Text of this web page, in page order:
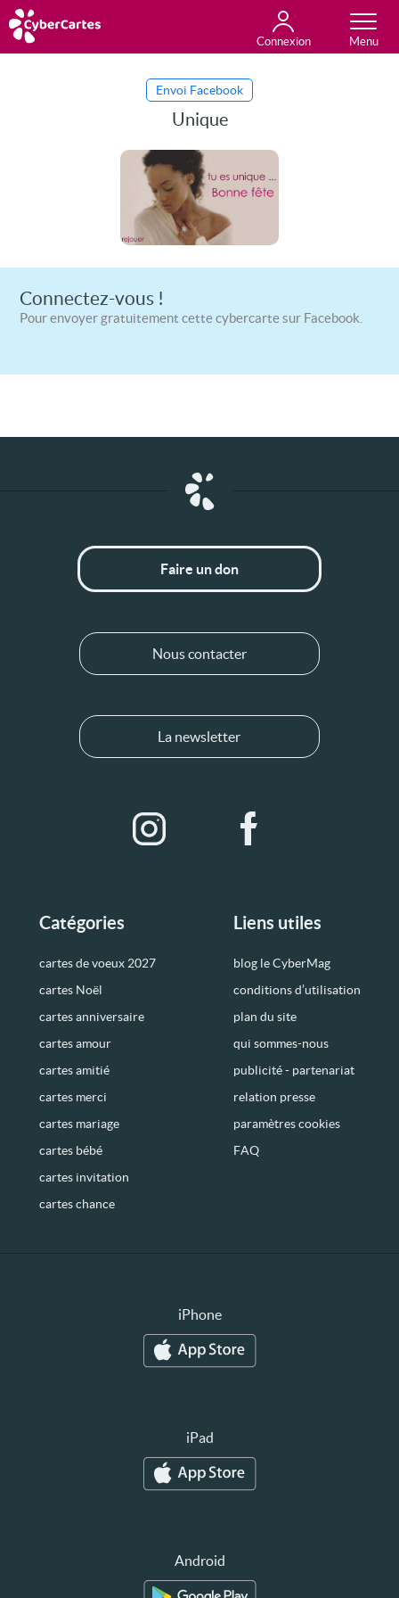
Connexion
Toutes les cartes
Envoi Facebook
Unique
Connectez-vous !
Pour envoyer gratuitement cette cybercarte sur Facebook.
Catégories
cartes de voeux 2027
cartes Noël
cartes anniversaire
cartes amour
cartes amitié
cartes merci
cartes mariage
cartes bébé
cartes invitation
cartes chance
Liens utiles
blog le CyberMag
conditions d’utilisation
plan du site
qui sommes-nous
publicité - partenariat
relation presse
paramètres cookies
FAQ
Faire un don
Nous contacter
La newsletter
iPhone
iPad
Android